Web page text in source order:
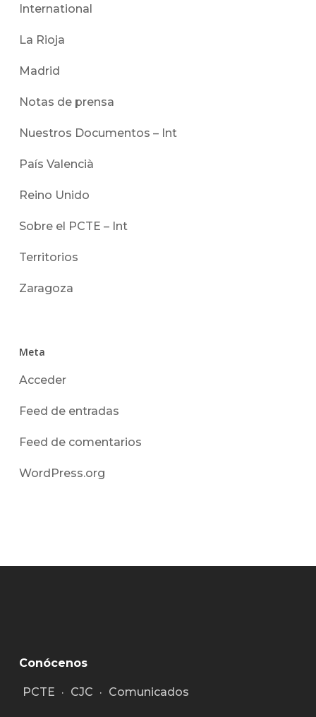
International
La Rioja
Madrid
Notas de prensa
Nuestros Documentos – Int
País Valencià
Reino Unido
Sobre el PCTE – Int
Territorios
Zaragoza
Meta
Acceder
Feed de entradas
Feed de comentarios
WordPress.org
Conócenos
PCTE · CJC · Comunicados